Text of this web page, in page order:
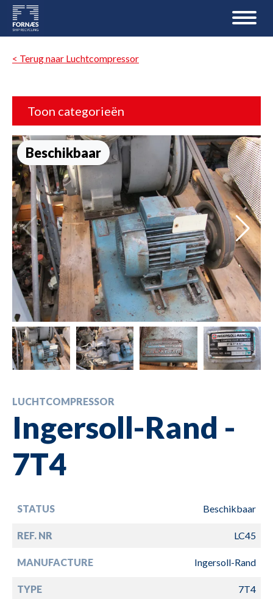
< Terug naar Luchtcompressor
Toon categorieën
Beschikbaar
LUCHTCOMPRESSOR
Ingersoll-Rand -
7T4
STATUS Beschikbaar
REF. NR LC45
MANUFACTURE Ingersoll-Rand
TYPE 7T4